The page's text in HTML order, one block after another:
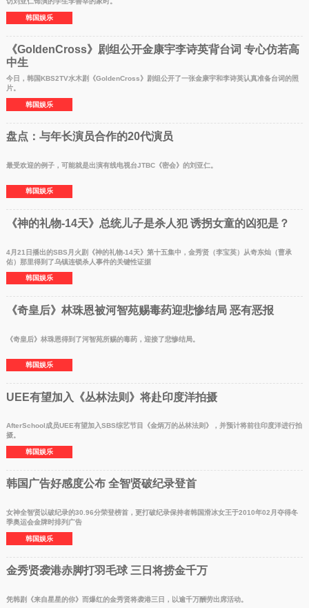
韩国娱乐
《GoldenCross》剧组公开金康宇李诗英背台词 专心仿若高
中生
今日，韩国KBS2TV水木剧《GoldenCross》剧组公开了一张金康宇和李诗英认真准备台词的照
片。
韩国娱乐
盘点：与年长演员合作的20代演员
最受欢迎的例子，可能就是出演有线电视台JTBC《密会》的刘亚仁。
韩国娱乐
《神的礼物-14天》总统儿子是杀人犯 诱拐女童的凶犯是？
4月21日播出的SBS月火剧《神的礼物-14天》第十五集中，金秀贤（李宝英）从奇东灿（曹承
佑）那里得到了乌镇连锁杀人事件的关键性证据
韩国娱乐
《奇皇后》林珠恩被河智苑赐毒药迎悲惨结局 恶有恶报
《奇皇后》林珠恩得到了河智苑所赐的毒药，迎接了悲惨结局。
韩国娱乐
UEE有望加入《丛林法则》将赴印度洋拍摄
AfterSchool成员UEE有望加入SBS综艺节目《金炳万的丛林法则》，并预计将前往印度洋进行拍
摄。
韩国娱乐
韩国广告好感度公布 全智贤破纪录登首
女神全智贤以破纪录的30.96分荣登榜首，更打破纪录保持者韩国滑冰女王于2010年02月夺得冬
季奥运会金牌时排列广告
韩国娱乐
金秀贤袭港赤脚打羽毛球 三日将捞金千万
凭韩剧《来自星星的你》而爆红的金秀贤将袭港三日，以逾千万酬劳出席活动。